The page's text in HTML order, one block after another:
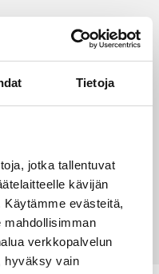
Tietoja
jotka tallentuvat
kävijän
evästeitä,
mahdollisimman
verkkopalvelun
hyväksy vain